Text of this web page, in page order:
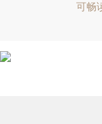
可畅